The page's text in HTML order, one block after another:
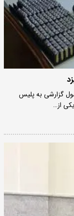
گزارشی به پلیس
از…